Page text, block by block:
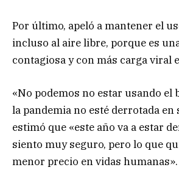
Por último, apeló a mantener el
incluso al aire libre, porque es
contagiosa y con más carga viral
«No podemos no estar usando el
la pandemia no esté derrotada en
estimó que «este año va a estar
siento muy seguro, pero lo que
menor precio en vidas humanas».